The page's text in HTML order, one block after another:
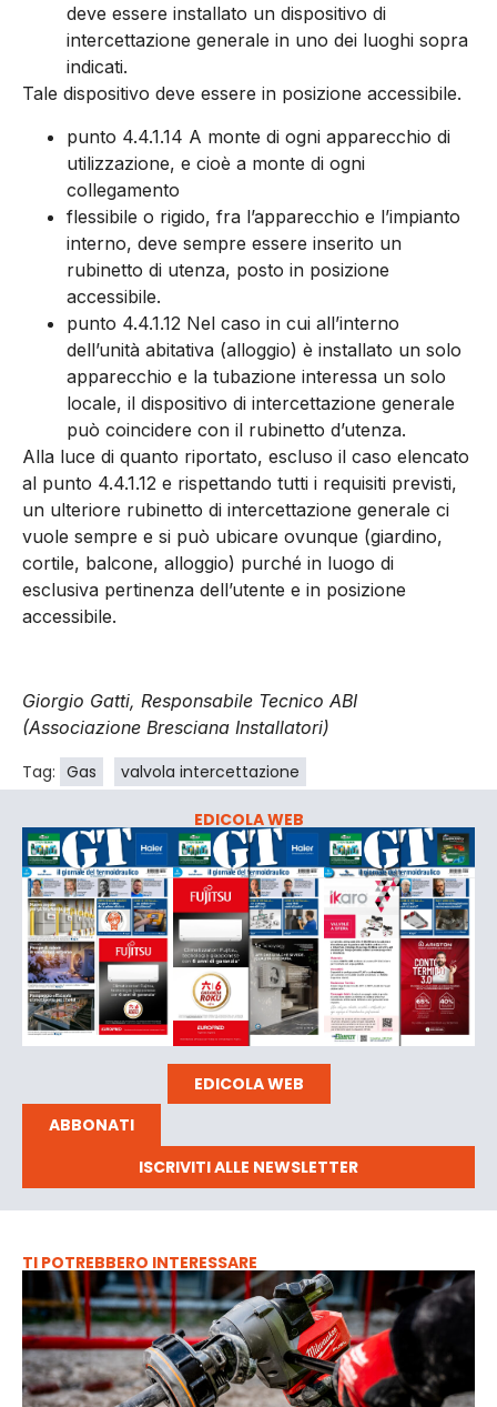
deve essere installato un dispositivo di
intercettazione generale in uno dei luoghi sopra
indicati.
Tale dispositivo deve essere in posizione accessibile.
punto 4.4.1.14 A monte di ogni apparecchio di
utilizzazione, e cioè a monte di ogni
collegamento
flessibile o rigido, fra l’apparecchio e l’impianto
interno, deve sempre essere inserito un
rubinetto di utenza, posto in posizione
accessibile.
punto 4.4.1.12 Nel caso in cui all’interno
dell’unità abitativa (alloggio) è installato un solo
apparecchio e la tubazione interessa un solo
locale, il dispositivo di intercettazione generale
può coincidere con il rubinetto d’utenza.
Alla luce di quanto riportato, escluso il caso elencato
al punto 4.4.1.12 e rispettando tutti i requisiti previsti,
un ulteriore rubinetto di intercettazione generale ci
vuole sempre e si può ubicare ovunque (giardino,
cortile, balcone, alloggio) purché in luogo di
esclusiva pertinenza dell’utente e in posizione
accessibile.
Giorgio Gatti, Responsabile Tecnico ABI
(Associazione Bresciana Installatori)
Tag: Gas valvola intercettazione
EDICOLA WEB
EDICOLA WEB
ABBONATI
ISCRIVITI ALLE NEWSLETTER
TI POTREBBERO INTERESSARE